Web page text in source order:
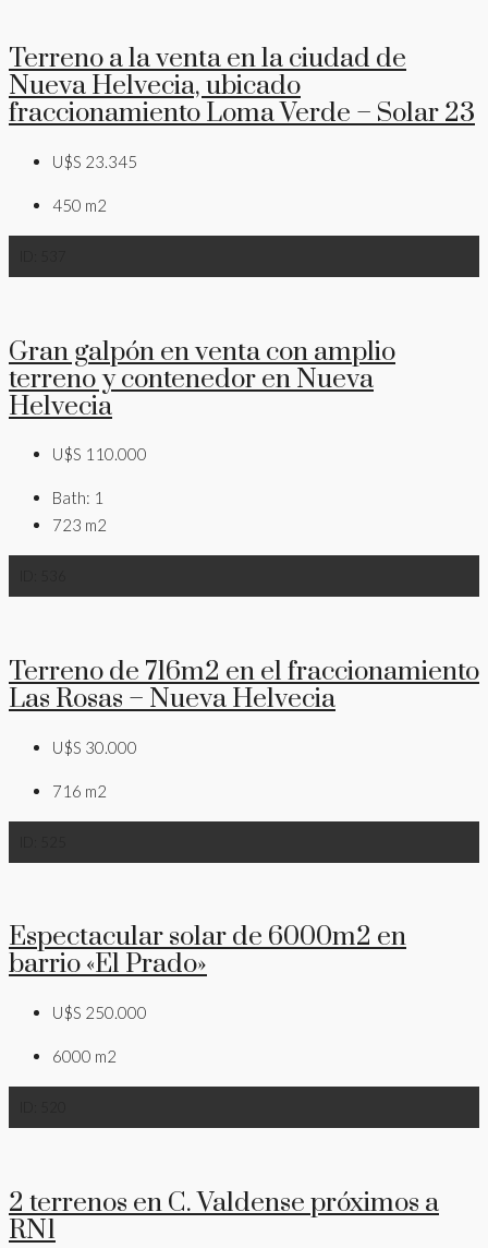
Terreno a la venta en la ciudad de
Nueva Helvecia, ubicado
fraccionamiento Loma Verde – Solar 23
U$S 23.345
450 m2
Gran galpón en venta con amplio
terreno y contenedor en Nueva
Helvecia
U$S 110.000
Bath: 1
723 m2
Terreno de 716m2 en el fraccionamiento
Las Rosas – Nueva Helvecia
U$S 30.000
716 m2
Espectacular solar de 6000m2 en
barrio «El Prado»
U$S 250.000
6000 m2
2 terrenos en C. Valdense próximos a
RN1